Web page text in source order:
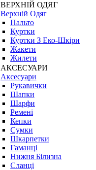
ВЕРХНІЙ ОДЯГ
Верхній Одяг
Пальто
Куртки
Куртки З Еко-Шкіри
Жакети
Жилети
АКСЕСУАРИ
Аксесуари
Рукавички
Шапки
Шарфи
Ремені
Кепки
Сумки
Шкарпетки
Гаманці
Нижня Білизна
Сланці